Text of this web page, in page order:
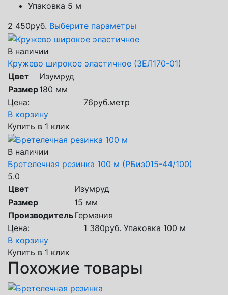
Упаковка 5 м
2 450руб. Выберите параметры
В наличии
Кружево широкое эластичное (ЗЕЛ170-01)
Цвет
Изумруд
Размер180 мм
Цена:
76руб.метр
В корзину
Купить в 1 клик
В наличии
Бретелечная резинка 100 м (РБиз015-44/100)
5.0
Цвет
Изумруд
Размер
15 мм
ПроизводительГермания
Цена:
1 380руб. Упаковка 100 м
В корзину
Купить в 1 клик
Похожие товары